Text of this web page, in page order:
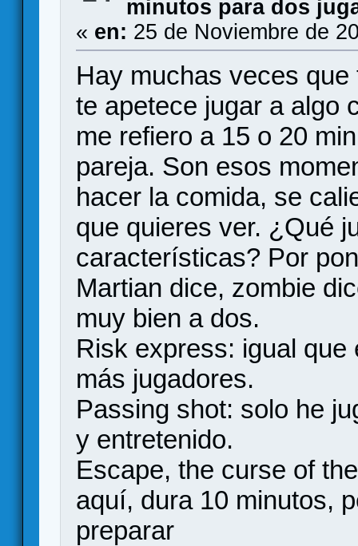
minutos para dos
« en: 25 de Noviembre de
Hay muchas veces
te apetece jugar a algo
me refiero a 15 o 20
pareja. Son esos
hacer la comida, se
que quieres ver. ¿Qué
características? Por
Martian dice, zombie
muy bien a dos.
Risk express: igual
más jugadores.
Passing shot: solo he
y entretenido.
Escape, the curse of
aquí, dura 10 minutos,
preparar